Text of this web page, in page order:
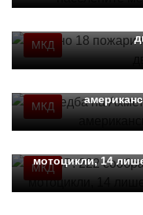
МКД
МКД
МКД
мотоцикли, 14
МВР: